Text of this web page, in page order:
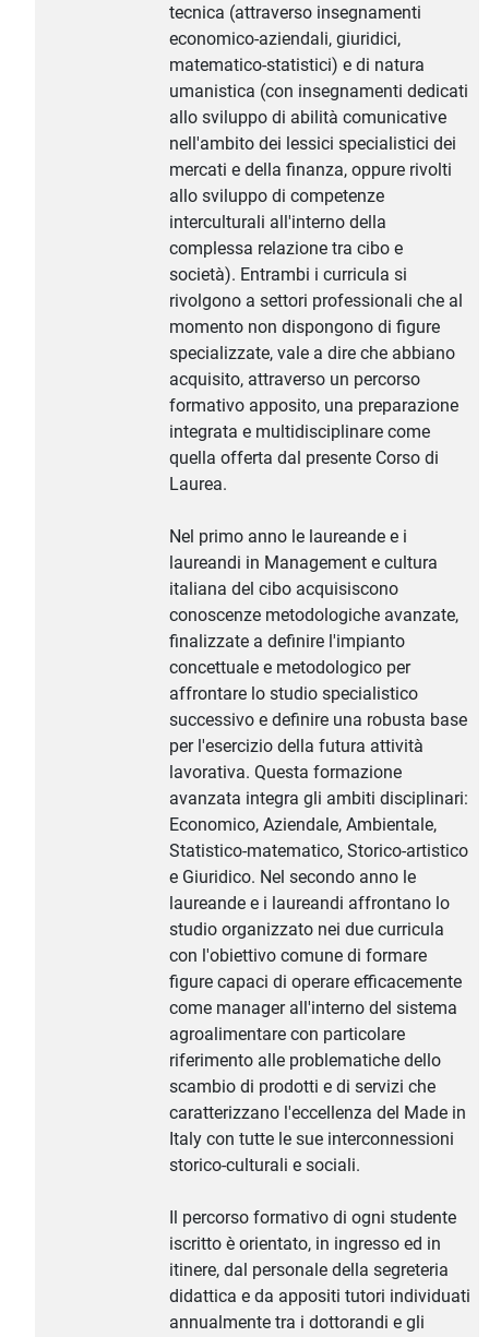
tecnica (attraverso insegnamenti
economico-aziendali, giuridici,
matematico-statistici) e di natura
umanistica (con insegnamenti dedicati
allo sviluppo di abilità comunicative
nell'ambito dei lessici specialistici dei
mercati e della finanza, oppure rivolti
allo sviluppo di competenze
interculturali all'interno della
complessa relazione tra cibo e
società). Entrambi i curricula si
rivolgono a settori professionali che al
momento non dispongono di figure
specializzate, vale a dire che abbiano
acquisito, attraverso un percorso
formativo apposito, una preparazione
integrata e multidisciplinare come
quella offerta dal presente Corso di
Laurea.
Nel primo anno le laureande e i
laureandi in Management e cultura
italiana del cibo acquisiscono
conoscenze metodologiche avanzate,
finalizzate a definire l'impianto
concettuale e metodologico per
affrontare lo studio specialistico
successivo e definire una robusta base
per l'esercizio della futura attività
lavorativa. Questa formazione
avanzata integra gli ambiti disciplinari:
Economico, Aziendale, Ambientale,
Statistico-matematico, Storico-artistico
e Giuridico. Nel secondo anno le
laureande e i laureandi affrontano lo
studio organizzato nei due curricula
con l'obiettivo comune di formare
figure capaci di operare efficacemente
come manager all'interno del sistema
agroalimentare con particolare
riferimento alle problematiche dello
scambio di prodotti e di servizi che
caratterizzano l'eccellenza del Made in
Italy con tutte le sue interconnessioni
storico-culturali e sociali.
Il percorso formativo di ogni studente
iscritto è orientato, in ingresso ed in
itinere, dal personale della segreteria
didattica e da appositi tutori individuati
annualmente tra i dottorandi e gli